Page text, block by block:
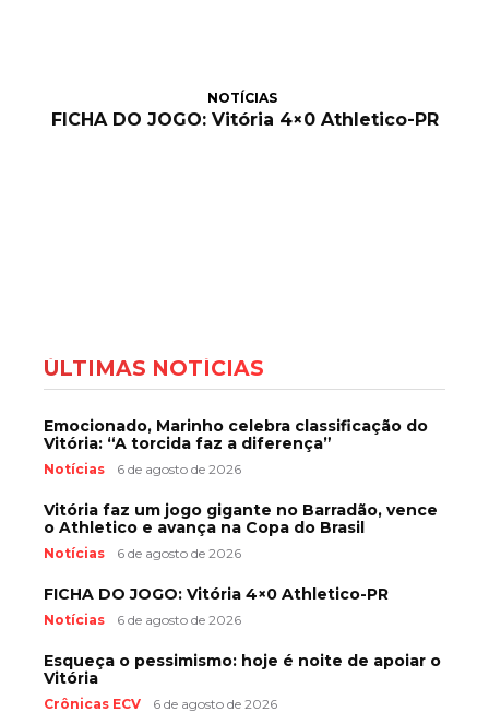
NOTÍCIAS
FICHA DO JOGO: Vitória 4×0 Athletico-PR
ÚLTIMAS NOTÍCIAS
Emocionado, Marinho celebra classificação do
Vitória: “A torcida faz a diferença”
Notícias 6 de agosto de 2026
Vitória faz um jogo gigante no Barradão, vence
o Athletico e avança na Copa do Brasil
Notícias 6 de agosto de 2026
FICHA DO JOGO: Vitória 4×0 Athletico-PR
Notícias 6 de agosto de 2026
Esqueça o pessimismo: hoje é noite de apoiar o
Vitória
Crônicas ECV 6 de agosto de 2026